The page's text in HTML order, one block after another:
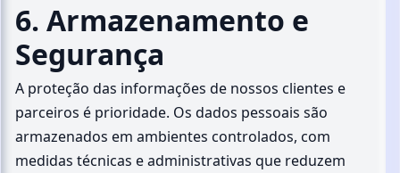
6. Armazenamento e
Segurança
A proteção das informações de nossos clientes e
parceiros é prioridade. Os dados pessoais são
armazenados em ambientes controlados, com
medidas técnicas e administrativas que reduzem